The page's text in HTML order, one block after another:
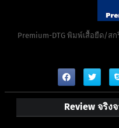
Premium-DTG พิมพ์เสื้อยืด/สก
Review จริง